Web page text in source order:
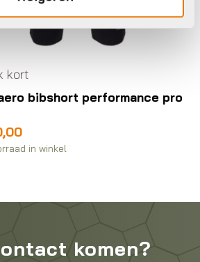
performance pro
komen?